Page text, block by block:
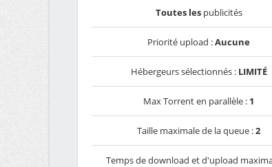
Toutes lespublicités
Priorité upload :Aucune
Hébergeurs sélectionnés : LIMITÉ
Max Torrent en parallèle : 1
Taille maximale de la queue :2
Temps de download et d'upload